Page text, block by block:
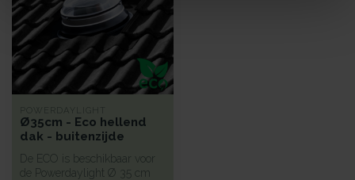
POWERDAYLIGHT
Ø35cm - Eco hellend
dak - buitenzijde
De ECO is beschikbaar voor
de Powerdaylight Ø 35 cm